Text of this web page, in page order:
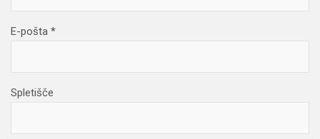
E-pošta *
Spletišče